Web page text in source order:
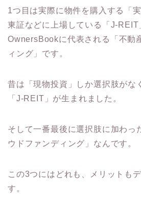
1つ目は実際に物件を購入する「
東証などに上場している「J-
OwnersBookに代表される「不動
ィング」です。
昔は「現物投資」しか選択肢がな
「J-REIT」が生まれました。
そして一番最後に選択肢に加わっ
ウドファンディング」なんです。
この3つにはどれも、メリットも
す。